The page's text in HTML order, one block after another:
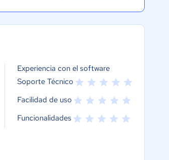
Experiencia con el software
Soporte Técnico
Facilidad de uso
Funcionalidades